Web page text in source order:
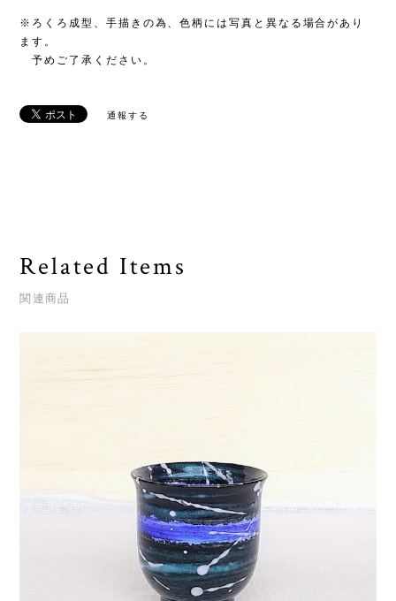
※ろくろ成型、手描きの為、色柄には写真と異なる場合があり
ます。
予めご了承ください。
通報する
Related Items
関連商品